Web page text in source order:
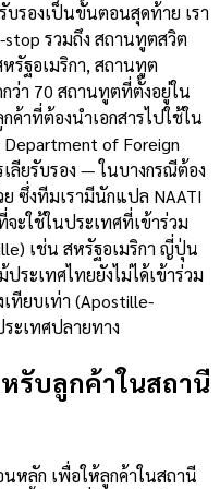
รองเป็นขั้นตอนสุดท้าย เรา
รวมถึง สถานทูตสวิต
ฐอเมริกา, สถานทูต
ว่า 70 สถานทูตที่ตั้งอยู่ใน
ค้าที่ต้องนำเอกสารไปใช้ใน
Department of Foreign
เลียรับรอง — ในบางกรณีต้อง
ซึ่งทีมเรามีนักแปล NAATI
ะใช้ในประเทศที่เข้าร่วม
เช่น สหรัฐอเมริกา ญี่ปุ่น
ระเทศไทยยังไม่ได้เข้าร่วม
ทียบเท่า (Apostille-
ะเทศปลายทาง
รับลูกค้าในสถานี
หลัก เพื่อให้ลูกค้าในสถานี